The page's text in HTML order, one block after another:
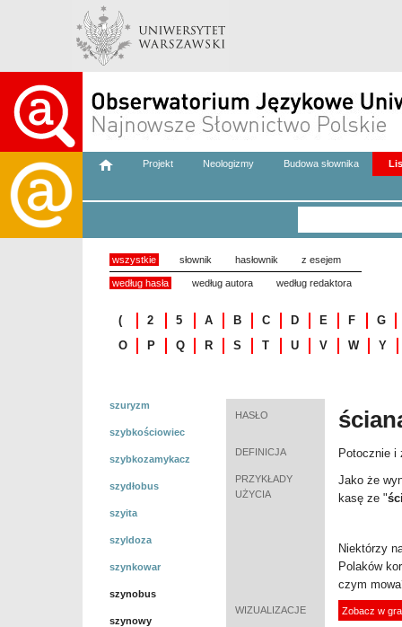
Projekt Neologizmy Budowa słownika
wszystkie słownik hasłownik z esejem
według hasła według autora według redaktora
( 2 5 A B C D E F
G
O
P Q R S T U V W Y
szuryzm
szybkościowiec
szybkozamykacz
szydłobus
szyita
szyldoza
szynkowar
szynobus
szynowy
HASŁO
DEFINICJA Potocznie i
PRZYKŁADY
UŻYCIA
Jako że
kasę ze "
Niektórzy
Polaków
czym
WIZUALIZACJE Zobacz w